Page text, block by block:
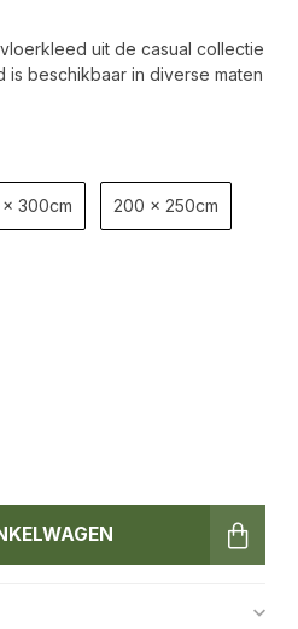
uit de casual collectie
beschikbaar in diverse maten
300cm 200 x 250cm